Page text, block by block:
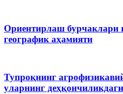
Ориентирлаш бурчаклари
географик аҳамияти
Тупроқнинг
уларнинг